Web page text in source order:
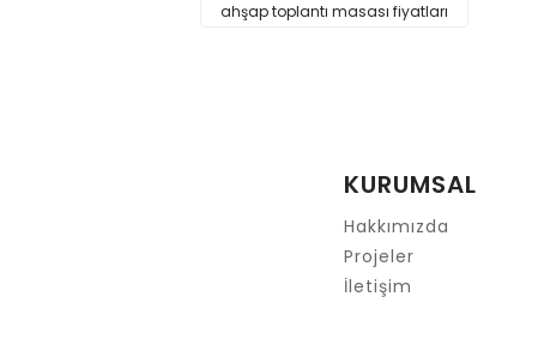
Bu ürüne benzer farklı alternatifler olmalı.
ahşap toplantı masası fiyatları
KURUMSAL
Hakkımızda
Projeler
İletişim